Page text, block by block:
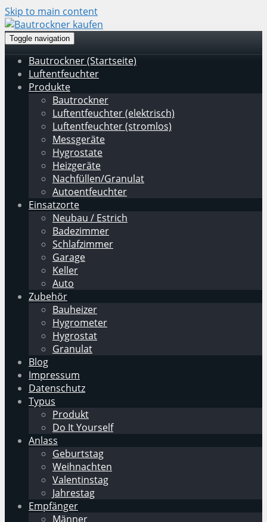
Skip to main content
Toggle navigation
Bautrockner (Startseite)
Luftentfeuchter
Produkte
Bautrockner
Luftentfeuchter (elektrisch)
Luftentfeuchter (stromlos)
Messgeräte
Hygrostate
Heizgeräte
Nachfüllen/Granulat
Autoentfeuchter
Einsatzorte
Neubau / Estrich
Badezimmer
Schlafzimmer
Garage
Keller
Auto
Zubehör
Bauheizer
Hygrometer
Hygrostat
Granulat
Blog
Impressum
Datenschutz
Typus
Produkt
Do It Yourself
Anlass
Geburtstag
Weihnachten
Valentinstag
Jahrestag
Empfänger
Männer